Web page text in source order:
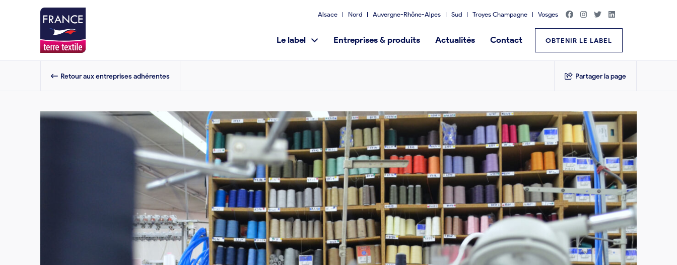
Alsace Nord Auvergne-Rhône-Alpes Sud Troyes Champagne Vosges
Le label Entreprises & produits Actualités Contact OBTENIR LE LABEL
Retour aux entreprises adhérentes Partager la page